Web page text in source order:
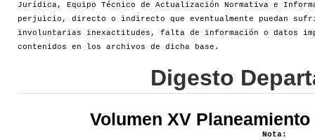
Jurídica, Equipo Técnico de Actualización Normativa e
perjuicio, directo o indirecto que eventualmente puedan
involuntarias inexactitudes, falta de información o datos
contenidos en los archivos de dicha base.
Digesto
Volumen XV
Nota: